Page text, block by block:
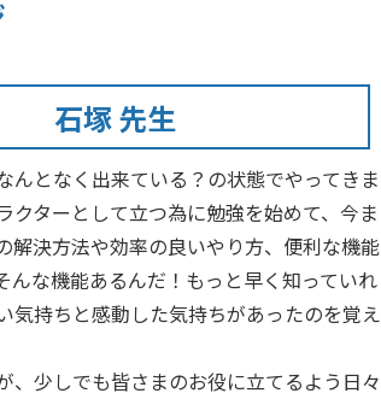
石塚 先生
んとなく出来ている？の状態でやってきま
クターとして立つ為に勉強を始めて、今ま
解決方法や効率の良いやり方、便利な機能
んな機能あるんだ！もっと早く知っていれ
気持ちと感動した気持ちがあったのを覚え
、少しでも皆さまのお役に立てるよう日々